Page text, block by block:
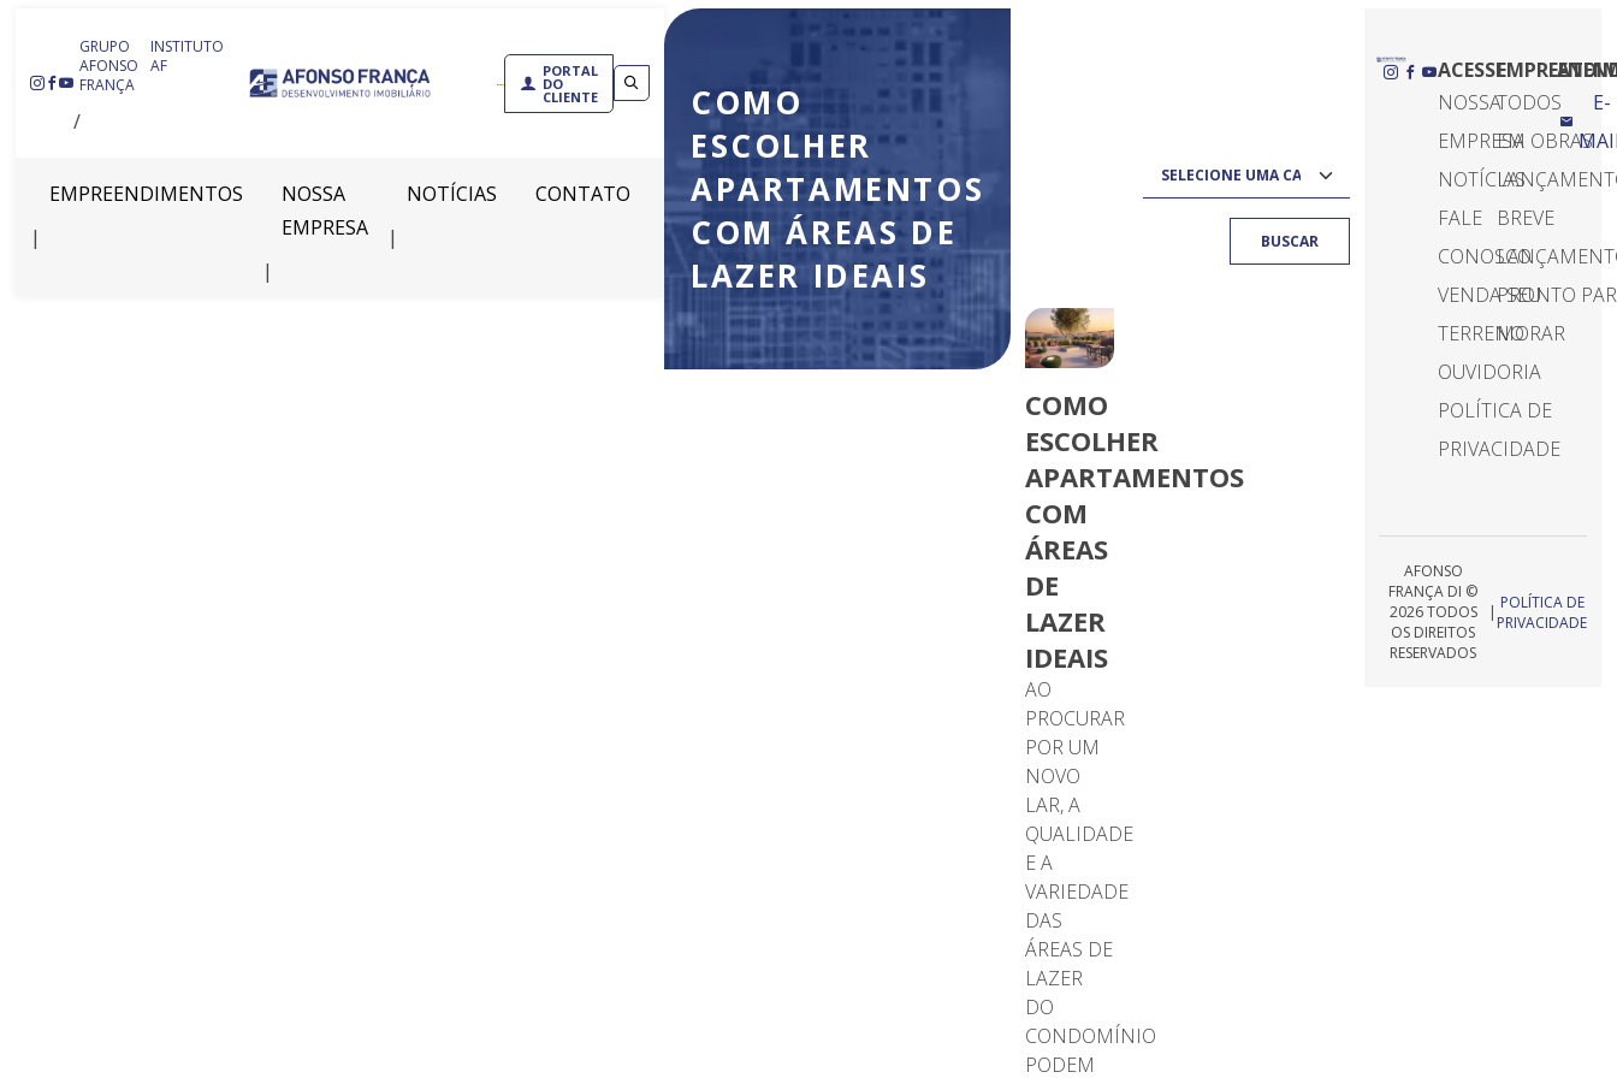
GRUPO
AFONSO
FRANÇA
INSTITUTO
AF
IDIOMAS:
PORTAL
DO
CLIENTE
EMPREENDIMENTOS
NOSSA
EMPRESA
NOTÍCIAS CONTATO
COMO
ESCOLHER
APARTAMENTOS
COM ÁREAS DE
LAZER IDEAIS
BUSCAR
COMO
ESCOLHER
APARTAMENTOS
COM
ÁREAS
DE
LAZER
IDEAIS
AO
PROCURAR
POR UM
NOVO
LAR, A
QUALIDADE
E A
VARIEDADE
DAS
ÁREAS DE
LAZER
DO
CONDOMÍNIO
PODEM
ACESSE
NOSSA
EMPRESA
NOTÍCIAS
FALE
CONOSCO
VENDA SEU
TERRENO
OUVIDORIA
POLÍTICA DE
PRIVACIDADE
TODOS
EM OBRAS
BREVE
PRONTO
MORAR
E-
AFONSO
FRANÇA DI ©
2026 TODOS
OS DIREITOS
RESERVADOS
| POLÍTICA DE
PRIVACIDADE